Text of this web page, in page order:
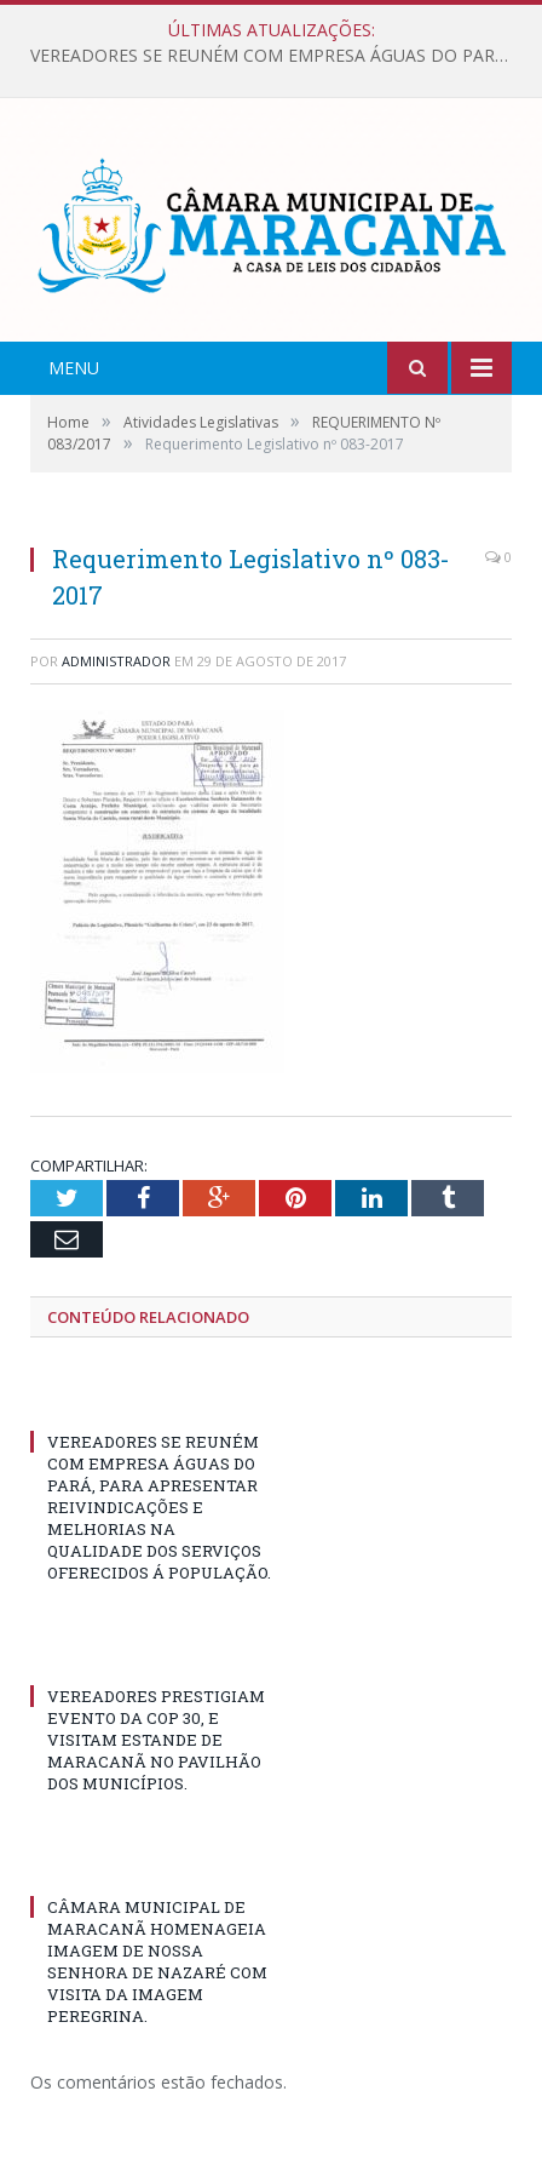
ÚLTIMAS ATUALIZAÇÕES:
VEREADORES SE REUNÉM COM EMPRESA ÁGUAS DO PARÁ, PARA APRESENTAR REIVINDICAÇÕES E MELHORIAS NA QUALIDADE DOS SERVIÇOS OFERECIDOS Á POPULAÇÃO.
MENU
Home » Atividades Legislativas »
REQUERIMENTO Nº
083/2017
» Requerimento Legislativo nº 083-2017
Requerimento Legislativo nº 083-
2017
0
POR ADMINISTRADOR EM 29 DE AGOSTO DE 2017
COMPARTILHAR:
TwitterFacebookGoogle+PinterestLinkedInTumblr
Email
CONTEÚDO RELACIONADO
VEREADORES SE REUNÉM
COM EMPRESA ÁGUAS DO
PARÁ, PARA APRESENTAR
REIVINDICAÇÕES E
MELHORIAS NA
QUALIDADE DOS SERVIÇOS
OFERECIDOS Á POPULAÇÃO.
VEREADORES PRESTIGIAM
EVENTO DA COP 30, E
VISITAM ESTANDE DE
MARACANÃ NO PAVILHÃO
DOS MUNICÍPIOS.
CÂMARA MUNICIPAL DE
MARACANÃ HOMENAGEIA
IMAGEM DE NOSSA
SENHORA DE NAZARÉ COM
VISITA DA IMAGEM
PEREGRINA.
Os comentários estão fechados.